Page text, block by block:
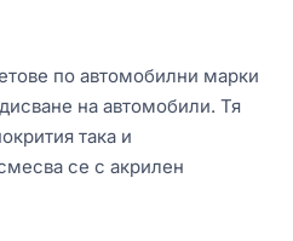
по автомобилни марки
на автомобили. Тя
така и
се с акрилен